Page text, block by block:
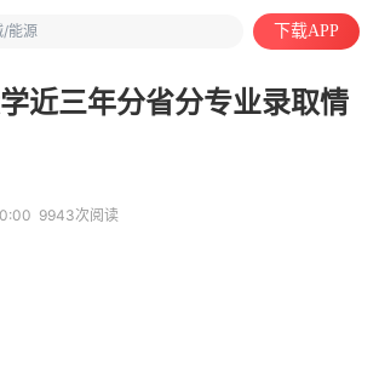
/能源
下载APP
近三年分省分专业录取情
9943次阅读